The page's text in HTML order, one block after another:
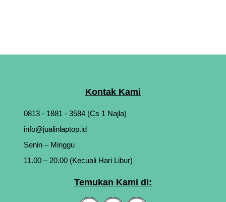
Kontak Kami
0813 - 1881 - 3584 (Cs 1 Najla)
info@jualinlaptop.id
Senin – Minggu
11.00 – 20.00 (Kecuali Hari Libur)
Temukan Kami di: